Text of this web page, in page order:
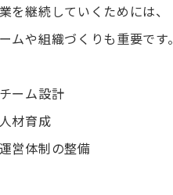
を継続していくためには、
ムや組織づくりも重要です。
ーム設計
材育成
営体制の整備